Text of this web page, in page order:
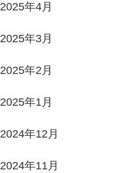
2025年4月
2025年3月
2025年2月
2025年1月
2024年12月
2024年11月